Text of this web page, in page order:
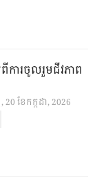
ការចូលរួមជីវភាព
, 20 ខែ​កក្កដា, 2026